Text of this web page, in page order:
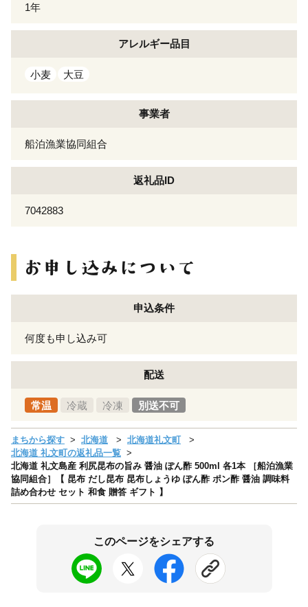
1年
アレルギー品目
小麦 大豆
事業者
船泊漁業協同組合
返礼品ID
7042883
申込条件
何度も申し込み可
配送
常温 冷蔵 冷凍 別送不可
まちから探す 北海道
北海道礼文町
北海道 礼文町の返礼品一覧
北海道 礼文島産 利尻昆布の旨み 醤油 ぽん酢 500ml 各1本 ［船泊漁業
協同組合］【 昆布 だし昆布 昆布しょうゆ ぽん酢 ポン酢 醤油 調味料
詰め合わせ セット 和食 贈答 ギフト 】
このページをシェアする